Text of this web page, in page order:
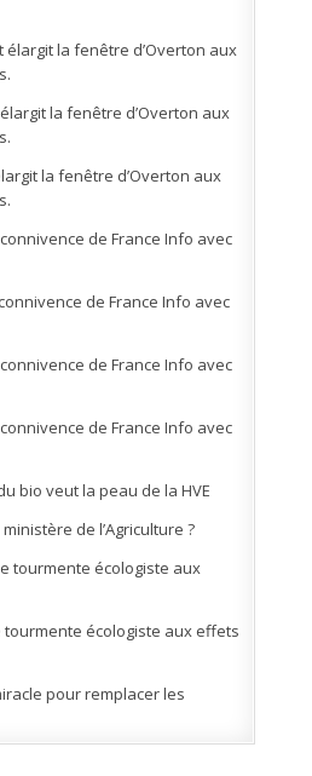
élargit la fenêtre d’Overton aux
la fenêtre d’Overton aux
la fenêtre d’Overton aux
de France Info avec
de France Info avec
de France Info avec
de France Info avec
bio veut la peau de la HVE
de l’Agriculture ?
tourmente écologiste aux
tourmente écologiste aux effets
pour remplacer les